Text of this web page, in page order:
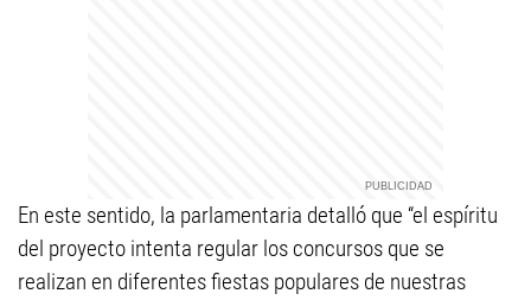
En este sentido, la parlamentaria detalló que “el espíritu
del proyecto intenta regular los concursos que se
realizan en diferentes fiestas populares de nuestras